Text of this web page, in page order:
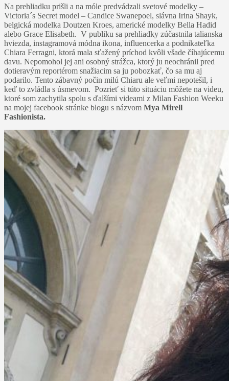
Na prehliadku prišli a na móle predvádzali svetové modelky –
Victoria´s Secret model – Candice Swanepoel, slávna Irina Shayk,
belgická modelka Doutzen Kroes, americké modelky Bella Hadid
alebo Grace Elisabeth. V publiku sa prehliadky zúčastnila talianska
hviezda, instagramová módna ikona, influencerka a podnikateľka
Chiara Ferragni, ktorá mala sťažený príchod kvôli všade číhajúcemu
davu. Nepomohol jej ani osobný strážca, ktorý ju neochránil pred
dotieravým reportérom snažiacim sa ju pobozkať, čo sa mu aj
podarilo. Tento zábavný počin milú Chiaru ale veľmi nepotešil, i
keď to zvládla s úsmevom. Pozrieť si túto situáciu môžete na videu,
ktoré som zachytila spolu s ďalšími videami z Milan Fashion Weeku
na mojej facebook stránke blogu s názvom Mya Mirell
Fashionista.